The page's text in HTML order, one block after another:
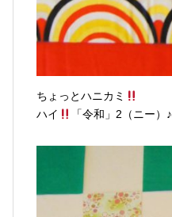
ちょっとハニカミ
ハイ
「令和」2（ニー）♪